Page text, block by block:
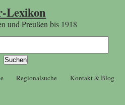
Lexikon
und Preußen bis 1918
Regionalsuche Kontakt & Blog